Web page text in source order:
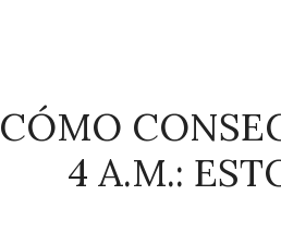
CÓMO
4 A.M.: